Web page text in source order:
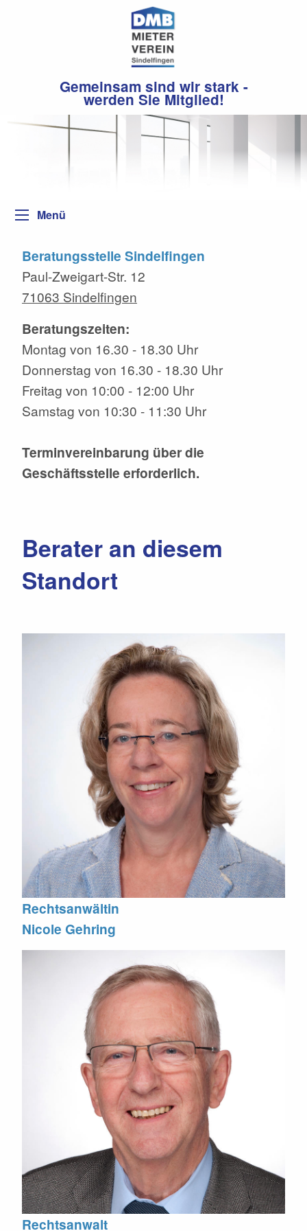
Gemeinsam sind wir stark -
werden Sie Mitglied!
Menü
Beratungsstelle Sindelfingen
Paul-Zweigart-Str. 12
71063 Sindelfingen
Beratungszeiten:
Montag von 16.30 - 18.30 Uhr
Donnerstag von 16.30 - 18.30 Uhr
Freitag von 10:00 - 12:00 Uhr
Samstag von 10:30 - 11:30 Uhr
Terminvereinbarung über die
Geschäftsstelle erforderlich.
Berater an diesem
Standort
Rechtsanwältin
Nicole Gehring
Rechtsanwalt